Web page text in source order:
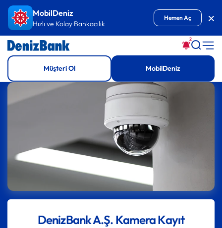
İçeriğe GitMobilDeniz
Hızlı ve Kolay Bankacılık
Hemen Aç
2
Müşteri Ol MobilDeniz
DenizBank A.Ş. Kamera Kayıt